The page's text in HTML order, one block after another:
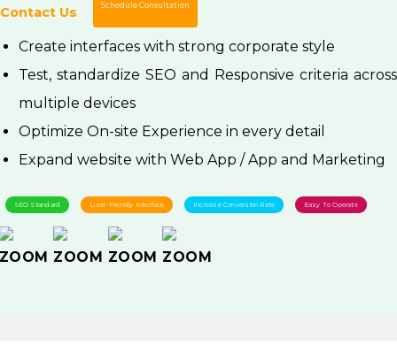
Contact Us Schedule Consultation
Create interfaces with strong corporate style
Test, standardize SEO and Responsive criteria across
multiple devices
Optimize On-site Experience in every detail
Expand website with Web App / App and Marketing
SEO Standard User-Friendly Interface Increase Conversion Rate Easy To Operate